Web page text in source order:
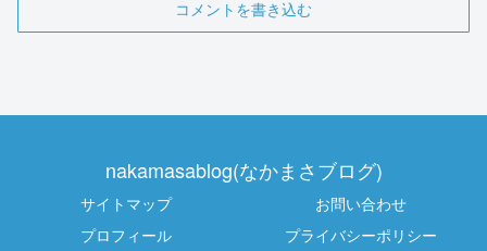
コメントを書き込む
nakamasablog(なかまさブログ)
サイトマップ
お問い合わせ
プロフィール
プライバシーポリシー